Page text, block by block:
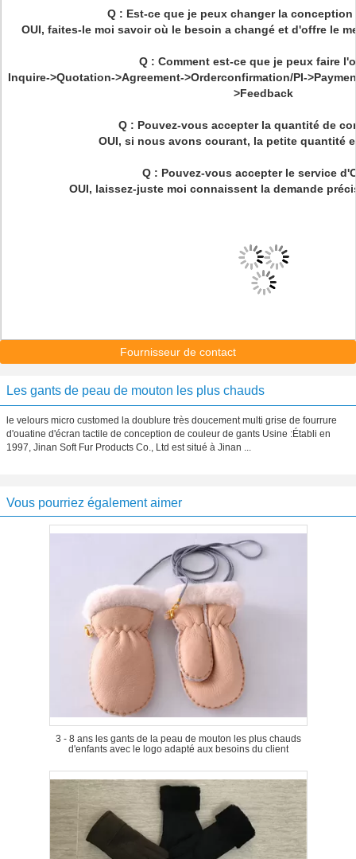
Q : Est-ce que je peux changer la
OUI, faites-le moi savoir où le besoin a changé et d'offre le
Q : Comment est-ce que je peux faire
Inquire->Quotation->Agreement->Orderconfirmation/PI-
>Feedback
Q : Pouvez-vous accepter la quantité de
OUI, si nous avons courant, la petite quantité
Q : Pouvez-vous accepter le service
OUI, laissez-juste moi connaissent la demande
Fournisseur de contact
Les gants de peau de mouton les plus chauds
le velours micro customed la doublure très doucement multi grise de fourrure
d'ouatine d'écran tactile de conception de couleur de gants Usine :Établi en
1997, Jinan Soft Fur Products Co., Ltd est situé à Jinan ...
Vous pourriez également aimer
3 - 8 ans les gants de la peau de mouton les plus chauds
d'enfants avec le logo adapté aux besoins du client